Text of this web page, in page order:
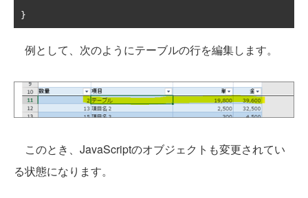
}
例として、次のようにテーブルの行を編集します。
このとき、JavaScriptのオブジェクトも変更されてい
る状態になります。